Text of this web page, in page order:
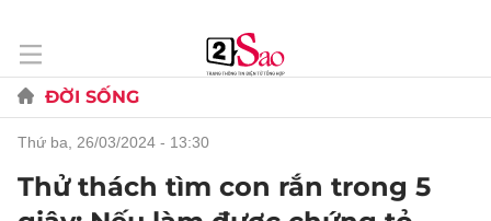
ĐỜI SỐNG
thứ ba, 26/03/2024 - 13:30
Thử thách tìm con rắn trong 5